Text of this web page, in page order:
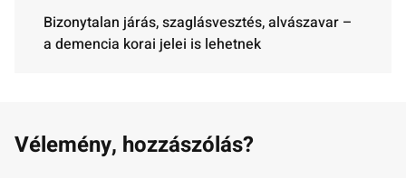
Bizonytalan járás, szaglásvesztés, alvászavar –
a demencia korai jelei is lehetnek
Vélemény, hozzászólás?